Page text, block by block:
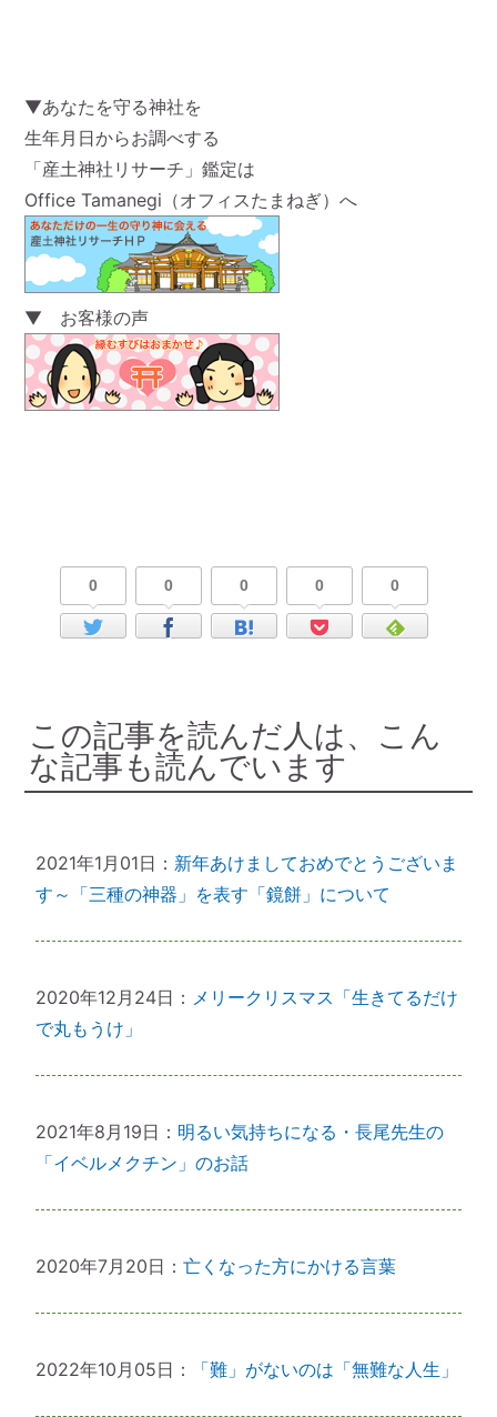
▼あなたを守る神社を
生年月日からお調べする
「産土神社リサーチ」鑑定は
Office Tamanegi（オフィスたまねぎ）へ
▼ お客様の声
0 0 0 0 0
この記事を読んだ人は、こん
な記事も読んでいます
2021年1月01日： 新年あけましておめでとうございま
す～「三種の神器」を表す「鏡餅」について
2020年12月24日： メリークリスマス「生きてるだけ
で丸もうけ」
2021年8月19日： 明るい気持ちになる・長尾先生の
「イベルメクチン」のお話
2020年7月20日：亡くなった方にかける言葉
2022年10月05日： 「難」がないのは「無難な人生」